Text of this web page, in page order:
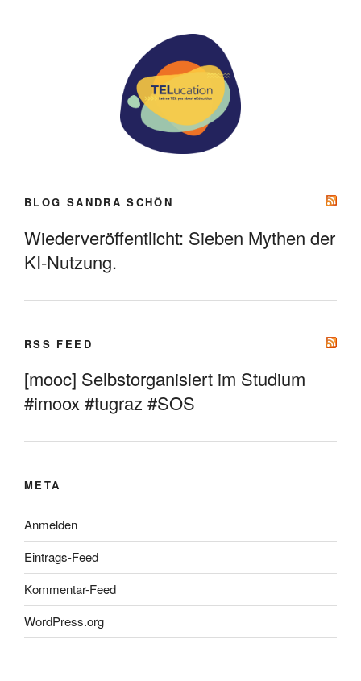
BLOG SANDRA SCHÖN
Wiederveröffentlicht: Sieben Mythen der
KI-Nutzung.
RSS FEED
[mooc] Selbstorganisiert im Studium
#imoox #tugraz #SOS
META
Anmelden
Eintrags-Feed
Kommentar-Feed
WordPress.org